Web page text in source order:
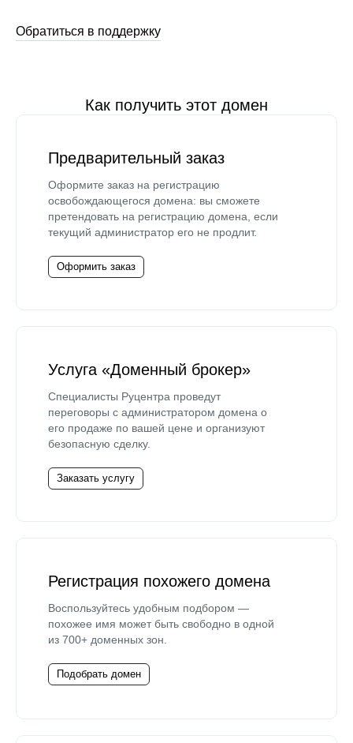
Обратиться в поддержку
Как получить этот домен
Предварительный заказ
Оформите заказ на регистрацию
освобождающегося домена: вы сможете
претендовать на регистрацию домена, если
текущий администратор его не продлит.
Оформить заказ
Услуга «Доменный брокер»
Специалисты Руцентра проведут
переговоры с администратором домена о
его продаже по вашей цене и организуют
безопасную сделку.
Заказать услугу
Регистрация похожего домена
Воспользуйтесь удобным подбором —
похожее имя может быть свободно в одной
из 700+ доменных зон.
Подобрать домен